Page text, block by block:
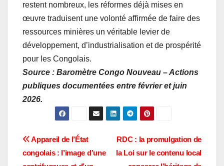
restent nombreux, les réformes déjà mises en
œuvre traduisent une volonté affirmée de faire des
ressources minières un véritable levier de
développement, d’industrialisation et de prospérité
pour les Congolais.
Source : Baromètre Congo Nouveau – Actions
publiques documentées entre février et juin
2026.
Navigation
RDC : la promulgation de
la Loi sur le contenu local
Appareil de l’État
congolais : l’image d’une